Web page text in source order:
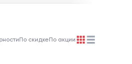
По скидкеПо акции